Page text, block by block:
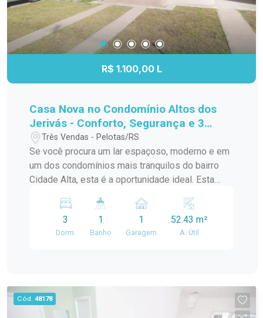
R$ 1.100,00 L
Casa Nova no Condomínio Altos dos
Jerivás - Conforto, Segurança e 3
Dormitórios no Cidade Alta
Três Vendas - Pelotas/RS
Se você procura um lar espaçoso, moderno e em
um dos condomínios mais tranquilos do bairro
Cidade Alta, esta é a oportunidade ideal. Esta
conforto e bem-estar, reúne ambientes amplos,
excelente iluminação natural e a praticidade que o
seu dia a dia merece. Descrição do Imóvel: 3
Cozinha funcional, com excelente aproveitamento
de espaço. Banheiro moderno, bem iluminado e
3
Dorm.
1
Banho
1
Garagem
52.43 m²
A. Útil
Cód. 48178